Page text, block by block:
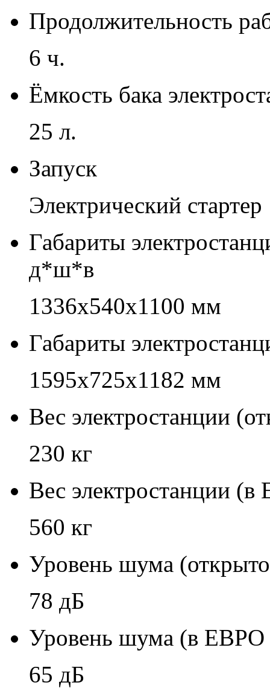
Продолжительность
6 ч.
Ёмкость бака
25 л.
Запуск
Электрический стартер
Габариты
д*ш*в
1336х540х1100 мм
Габариты
1595х725х1182 мм
Вес электростанции
230 кг
Вес электростанции
560 кг
Уровень шума
78 дБ
Уровень шума (в ЕВРО
65 дБ